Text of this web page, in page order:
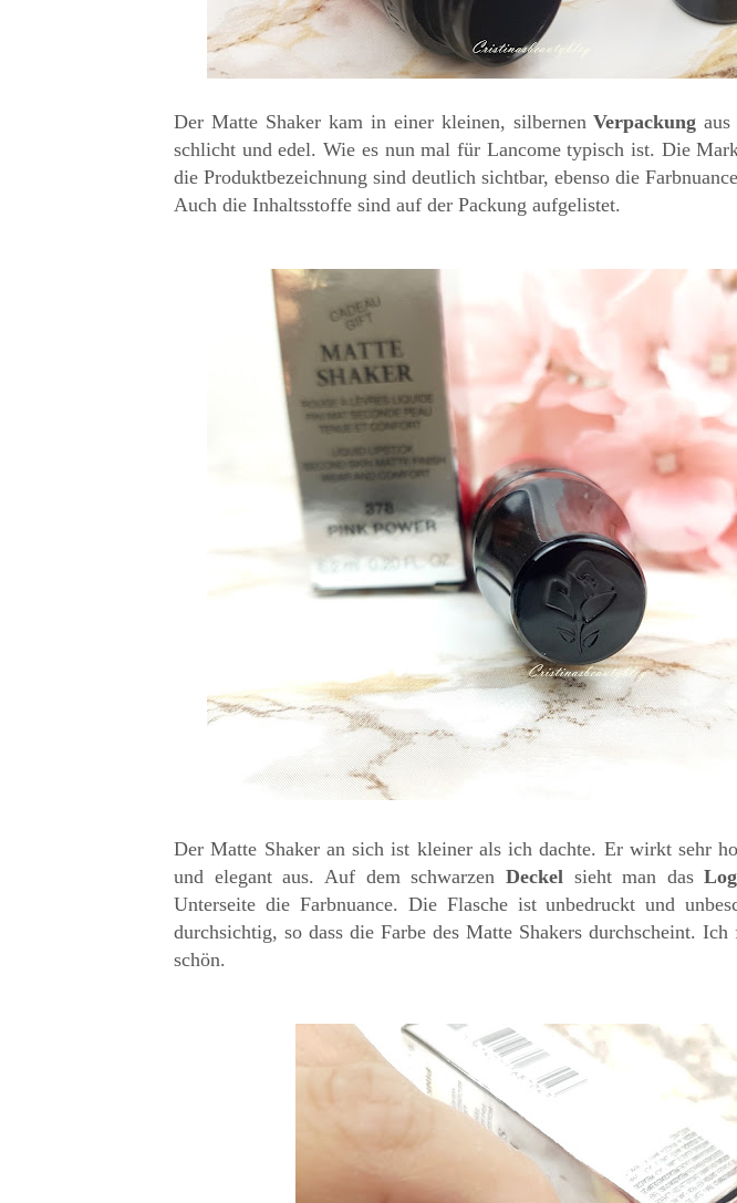
Der Matte Shaker kam in einer kleinen, silbernenVerpackung
schlicht und edel. Wie es nun mal für Lancome typisch ist. Die
die Produktbezeichnung sind deutlich sichtbar, ebenso die
Auch die Inhaltsstoffe sind auf der Packung aufgelistet.
Der Matte Shaker an sich ist kleiner als ich dachte. Er wirkt sehr
und elegant aus. Auf dem schwarzen Deckel sieht man das
Unterseite die Farbnuance. Die Flasche ist unbedruckt und
durchsichtig, so dass die Farbe des Matte Shakers durchscheint.
schön.